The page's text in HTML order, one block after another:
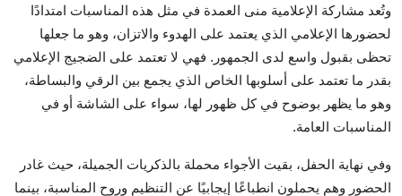
وتُعد مشاركة الإعلامية منى العمدة في مثل هذه المناسبات امتدادًا
لحضورها الإعلامي الذي يعتمد على الهدوء والاتزان، وهو ما جعلها
تحظى بقبول واسع لدى الجمهور. فهي لا تعتمد على الضجيج الإعلامي
بقدر ما تعتمد على أسلوبها الخاص الذي يجمع بين الرقي والبساطة،
وهو ما يظهر بوضوح في كل ظهور لها، سواء على الشاشة أو في
المناسبات العامة.
وفي نهاية الحفل، بقيت الأجواء محملة بالذكريات الجميلة، حيث غادر
الحضور وهم يحملون انطباعًا إيجابيًا عن التنظيم وروح المناسبة، بينما